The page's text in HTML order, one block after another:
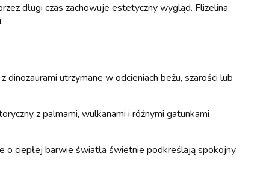
długi czas zachowuje estetyczny wygląd. Flizelina
utrzymane w odcieniach beżu, szarości lub
z palmami, wulkanami i różnymi gatunkami
ciepłej barwie światła świetnie podkreślają spokojny